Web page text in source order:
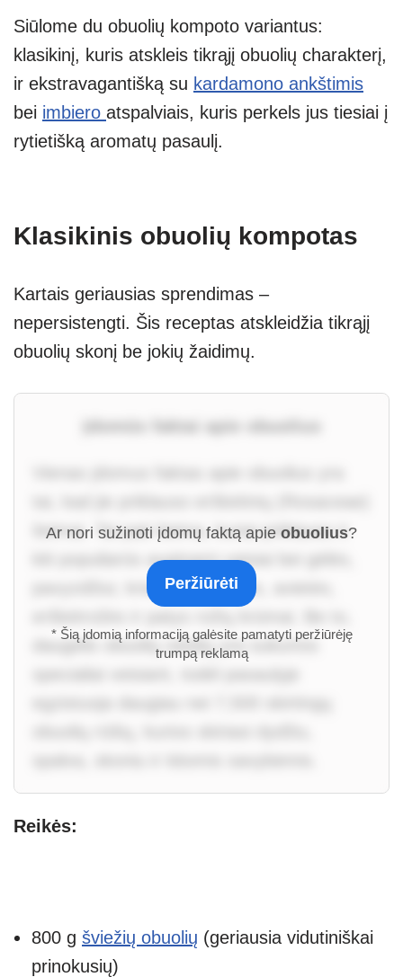
Siūlome du obuolių kompoto variantus:
klasikinį, kuris atskleis tikrąjį obuolių charakterį,
ir ekstravagantišką su kardamono ankštimis
bei imbiero atspalviais, kuris perkels jus tiesiai į
rytietišką aromatų pasaulį.
Klasikinis obuolių kompotas
Kartais geriausias sprendimas –
nepersistengti. Šis receptas atskleidžia tikrąjį
obuolių skonį be jokių žaidimų.
Įdomūs faktai apie obuolius
šeimai. Tai pati šeima, kuriai priklauso ir
kiti populiarūs auginami vaisiai bei gėlės,
pavyzdžiui, kriaušės, vyšnios, avietės,
daugelis obuolių veislių yra sukurtos
Ar nori sužinoti įdomų faktą apie obuolius?
Peržiūrėti
* Šią įdomią informaciją galėsite pamatyti peržiūrėję
trumpą reklamą
Reikės:
800 g šviežių obuolių (geriausia vidutiniškai
prinokusių)